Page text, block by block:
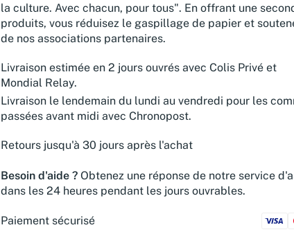
la culture. Avec chacun, pour tous". En offrant une
produits, vous réduisez le gaspillage de papier et
de nos associations partenaires.
Livraison estimée en 2 jours ouvrés avec Colis Privé et
Mondial Relay.
Livraison le lendemain du lundi au vendredi pour les
passées avant midi avec Chronopost.
Retours jusqu'à 30 jours après l'achat
Besoin d'aide ? Obtenez une réponse de notre service
dans les 24 heures pendant les jours ouvrables.
Paiement sécurisé